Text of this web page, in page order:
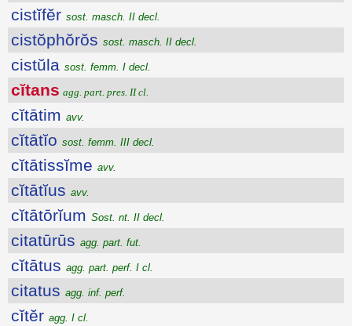
cistĭfĕr sost. masch. II decl.
cistŏphŏrŏs sost. masch. II decl.
cistŭla sost. femm. I decl.
cĭtans agg. part. pres. II cl.
cĭtātim avv.
cĭtātĭo sost. femm. III decl.
cĭtātissĭme avv.
cĭtātĭus avv.
cĭtātōrĭum Sost. nt. II decl.
citatūrūs agg. part. fut.
cĭtātus agg. part. perf. I cl.
citatus agg. inf. perf.
cĭtĕr agg. I cl.